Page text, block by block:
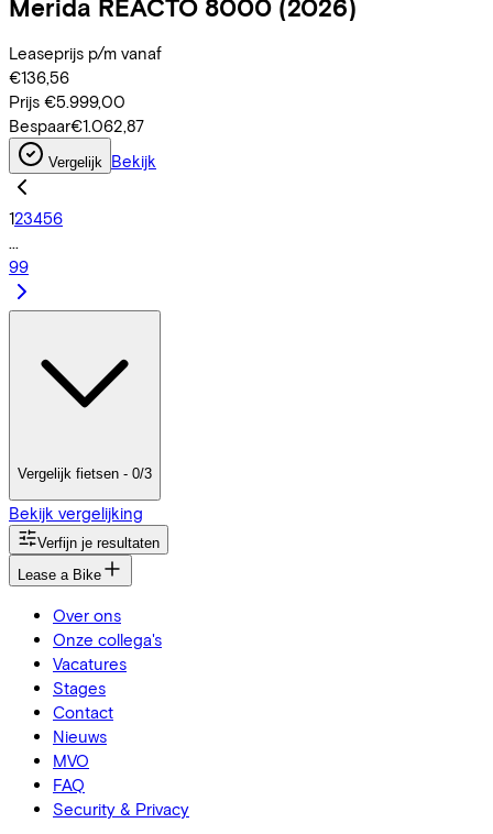
Merida REACTO 8000 (2026)
Leaseprijs p/m vanaf
€136,56
Prijs €5.999,00
Bespaar€1.062,87
Vergelijk Bekijk
123456
...
99
Vergelijk fietsen - 0/3
Bekijk vergelijking
Verfijn je resultaten
Lease a Bike
Over ons
Onze collega's
Vacatures
Stages
Contact
Nieuws
MVO
FAQ
Security & Privacy